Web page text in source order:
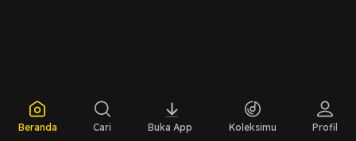
Beranda Cari Buka App Koleksimu Profil